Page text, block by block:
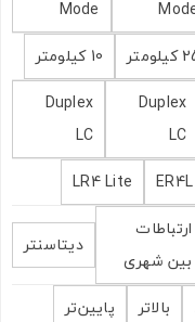
Mode
10 کیلومتر
Duplex
LC
Duplex
LC
ER4L
LR4 Lite
ارتباطات
بین شهری
دیتاسنتر
بالاتر
پایین‌تر